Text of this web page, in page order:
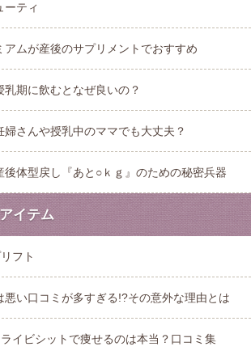
ーティ
アムが産後のサプリメントでおすすめ
乳期に飲むとなぜ良いの？
婦さんや授乳中のママでも大丈夫？
後体型戻し『あと○ｋｇ』のための秘密兵器
イテム
フト
悪い口コミが多すぎる!?その意外な理由とは
イビシットで痩せるのは本当？口コミ集